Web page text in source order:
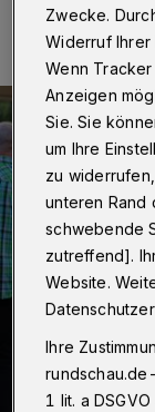
Zwecke.
Widerruf
Wenn
Anzeigen
Sie. Sie
um Ihre
zu
unteren
schwebende
zutreffend].
Website.
Ihre
1 lit. a